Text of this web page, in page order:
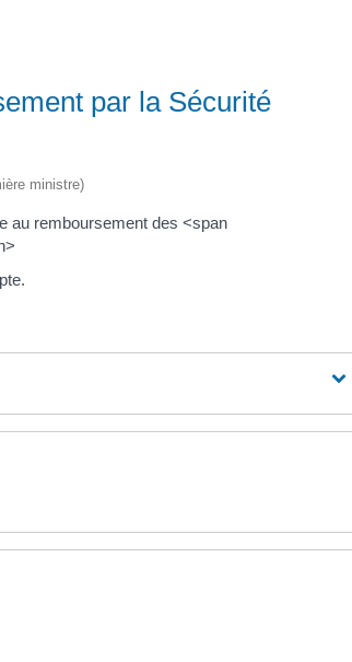
par la Sécurité
ministre)
au remboursement des <span